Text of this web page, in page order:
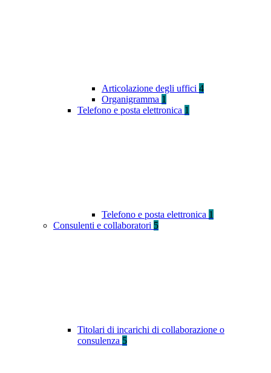
Articolazione degli uffici 4
Organigramma 1
Telefono e posta elettronica 1
Telefono e posta elettronica 1
Consulenti e collaboratori 5
Titolari di incarichi di collaborazione o
consulenza 5